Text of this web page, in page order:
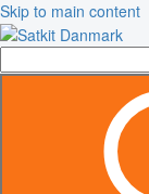
Skip to main content